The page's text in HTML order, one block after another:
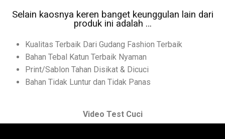
Selain kaosnya keren banget keunggulan lain dari
produk ini adalah …​​
Kualitas Terbaik Dari Gudang Fashion Terbaik​
Bahan Tebal Katun Terbaik Nyaman​
Print/Sablon Tahan Disikat & Dicuci​
Bahan Tidak Luntur dan Tidak Panas​
Video Test Cuci